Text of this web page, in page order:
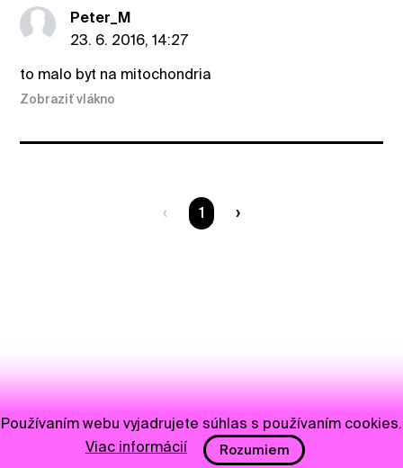
Peter_M
23. 6. 2016, 14:27
to malo byt na mitochondria
Zobraziť vlákno
Ste na strane
1
Používaním webu vyjadrujete súhlas s používaním cookies.
Viac informácií
Rozumiem